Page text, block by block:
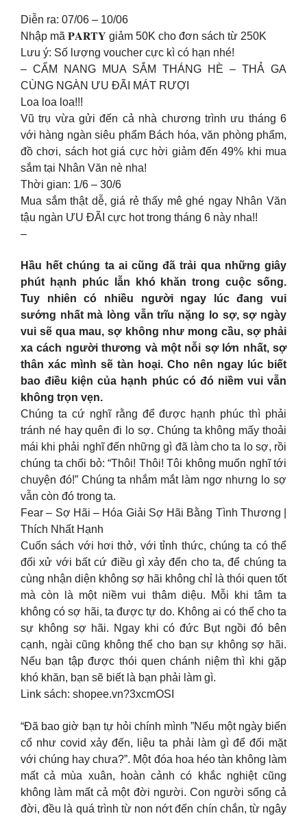
Diễn ra: 07/06 – 10/06
Nhập mã 𝐏𝐀𝐑𝐓𝐘 giảm 50K cho đơn sách từ 250K
Lưu ý: Số lượng voucher cực kì có hạn nhé!
– CẨM NANG MUA SẮM THÁNG HÈ – THẢ GA
CÙNG NGÀN ƯU ĐÃI MÁT RƯỢI
Loa loa loa!!!
Vũ trụ vừa gửi đến cả nhà chương trình ưu tháng 6
với hàng ngàn siêu phẩm Bách hóa, văn phòng phẩm,
đồ chơi, sách hot giá cực hời giảm đến 49% khi mua
sắm tại Nhân Văn nè nha!
Thời gian: 1/6 – 30/6
Mua sắm thật dễ, giá rẻ thấy mê ghé ngay Nhân Văn
tậu ngàn ƯU ĐÃI cực hot trong tháng 6 này nha!!
–
Hầu hết chúng ta ai cũng đã trải qua những giây
phút hạnh phúc lẫn khó khăn trong cuộc sống.
Tuy nhiên có nhiều người ngay lúc đang vui
sướng nhất mà lòng vẫn trĩu nặng lo sợ, sợ ngày
vui sẽ qua mau, sợ không như mong cầu, sợ phải
xa cách người thương và một nỗi sợ lớn nhất, sợ
thân xác mình sẽ tàn hoại. Cho nên ngay lúc biết
bao điều kiện của hạnh phúc có đó niềm vui vẫn
không trọn vẹn.
Chúng ta cứ nghĩ rằng để được hạnh phúc thì phải
tránh né hay quên đi lo sợ. Chúng ta không mấy thoải
mái khi phải nghĩ đến những gì đã làm cho ta lo sợ, rồi
chúng ta chối bỏ: “Thôi! Thôi! Tôi không muốn nghĩ tới
chuyện đó!” Chúng ta nhắm mắt làm ngơ nhưng lo sợ
vẫn còn đó trong ta.
Fear – Sợ Hãi – Hóa Giải Sợ Hãi Bằng Tình Thương |
Thích Nhất Hạnh
Cuốn sách với hơi thở, với tỉnh thức, chúng ta có thể
đối xử với bất cứ điều gì xảy đến cho ta, để chúng ta
cùng nhận diện không sợ hãi không chỉ là thói quen tốt
mà còn là một niềm vui thâm diệu. Mỗi khi tâm ta
không có sợ hãi, ta được tự do. Không ai có thể cho ta
sự không sợ hãi. Ngay khi có đức Bụt ngồi đó bên
cạnh, ngài cũng không thể cho bạn sự không sợ hãi.
Nếu bạn tập được thói quen chánh niệm thì khi gặp
khó khăn, bạn sẽ biết là bạn phải làm gì.
Link sách: shopee.vn?3xcmOSI
“Đã bao giờ bạn tự hỏi chính mình ”Nếu một ngày biến
cố như covid xảy đến, liệu ta phải làm gì để đối mặt
với chúng hay chưa?”. Một đóa hoa héo tàn không làm
mất cả mùa xuân, hoàn cảnh có khắc nghiệt cũng
không làm mất cả một đời người. Con người sống cả
đời, đều là quá trình từ non nớt đến chín chắn, từ ngây